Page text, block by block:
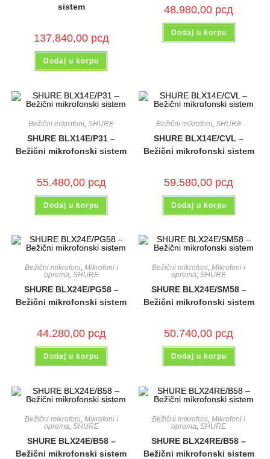
sistem
137.840,00 рсд
Dodaj u korpu
48.980,00 рсд
Dodaj u korpu
Bežični mikrofoni ,SHURE
SHURE BLX14E/P31 –
Bežični mikrofonski sistem
55.480,00 рсд
Dodaj u korpu
Bežični mikrofoni, SHURE
SHURE BLX14E/CVL –
Bežični mikrofonski sistem
59.580,00 рсд
Dodaj u korpu
Bežični mikrofoni, Mikrofoni i
oprema, SHURE
SHURE BLX24E/PG58 –
Bežični mikrofonski sistem
44.280,00 рсд
Dodaj u korpu
Bežični mikrofoni,Mikrofoni i
oprema,SHURE
SHURE BLX24E/SM58 –
Bežični mikrofonski sistem
50.740,00 рсд
Dodaj u korpu
Bežični mikrofoni, Mikrofoni i
oprema SHURE
SHURE BLX24E/B58 –
Bežični mikrofonski sistem
Bežični mikrofoni ,Mikrofoni i
oprema ,SHURE
SHURE BLX24RE/B58 –
Bežični mikrofonski sistem